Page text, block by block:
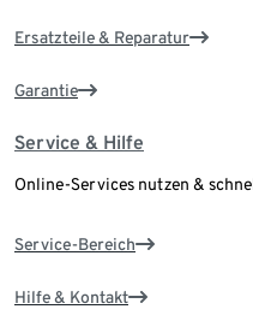
Ersatzteile & Reparatur
Garantie
Service & Hilfe
Online-Services nutzen &
Service-Bereich
Hilfe & Kontakt